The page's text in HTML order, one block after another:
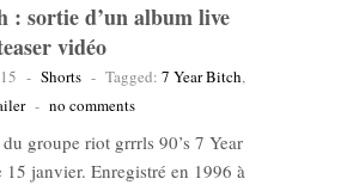
: sortie d’un album live
vidéo
- Shorts - Tagged: 7 Year Bitch,
- no comments
groupe riot grrrls 90’s 7 Year
janvier. Enregistré en 1996 à